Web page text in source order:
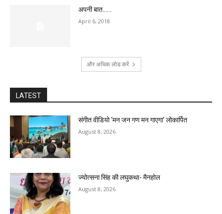
अपनी बात……
April 6, 2018
और अधिक लोड करें
LATEST
संगीत वीडियो ‘मन जन गण मन गाएगा’ लोकार्पित
August 8, 2026
ज्योत्सना सिंह की लघुकथा- मैनहोल
August 8, 2026